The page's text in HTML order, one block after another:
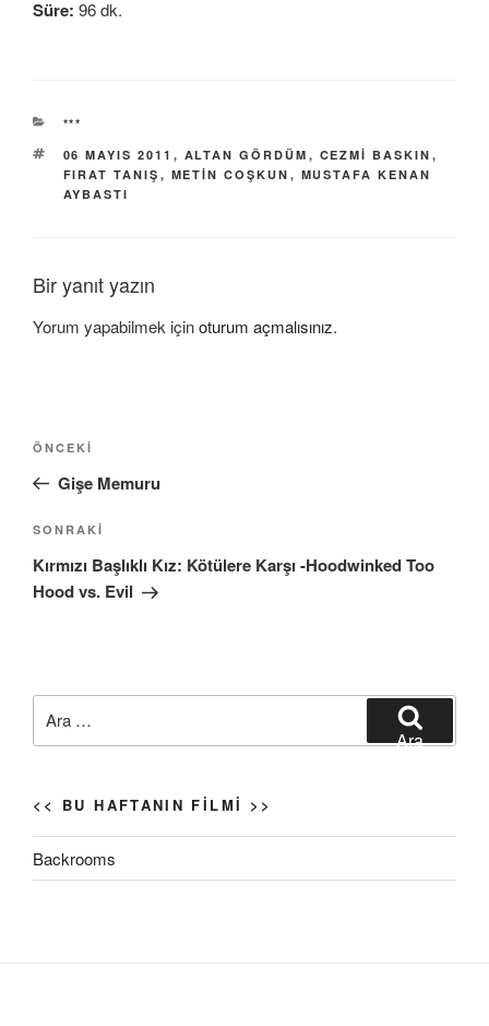
Süre: 96 dk.
KATEGORILER
***
ETIKETLER
06 MAYIS 2011 , ALTAN GÖRDÜM , CEZMI BASKIN ,
FIRAT TANIŞ , METIN COŞKUN , MUSTAFA KENAN
AYBASTI
Bir yanıt yazın
Yorum yapabilmek içinoturum açmalısınız.
Yazı
Önceki
Yazı
ÖNCEKI
Gişe Memuru
Sonraki
Yazı
SONRAKI
Kırmızı Başlıklı Kız: Kötülere Karşı -Hoodwinked Too
Hood vs. Evil
Ara
<< BU HAFTANIN FILMI >>
Backrooms